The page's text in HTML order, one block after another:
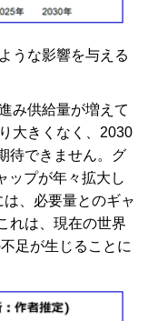
うな影響を与える
み供給量が増えて
大きくなく、2030
待できません。グ
ップが年々拡大し
、必要量とのギャ
れは、現在の世界
足が生じることに